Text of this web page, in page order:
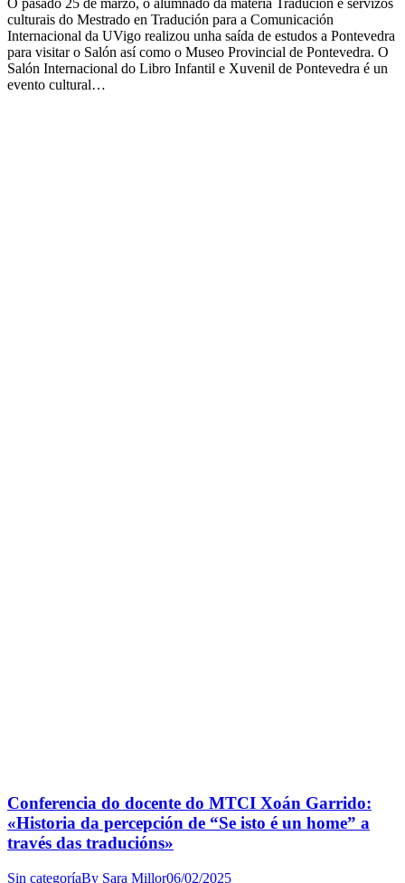
O pasado 25 de marzo, o alumnado da materia Tradución e servizos
culturais do Mestrado en Tradución para a Comunicación
Internacional da UVigo realizou unha saída de estudos a Pontevedra
para visitar o Salón así como o Museo Provincial de Pontevedra. O
Salón Internacional do Libro Infantil e Xuvenil de Pontevedra é un
evento cultural…
Conferencia do docente do MTCI Xoán Garrido:
«Historia da percepción de “Se isto é un home” a
través das traducións»
Sin categoríaBy Sara Millor06/02/2025